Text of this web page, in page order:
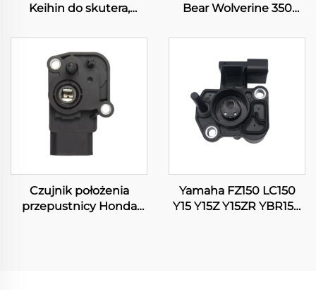
Keihin do skutera,
gaźnik silnikowy
Bear Wolverine 350
YFM400 ATV Quad
gaźnik
Czujnik położenia
przepustnicy Honda
Yamaha FZ150 LC150
Y15 Y15Z Y15ZR YBR150